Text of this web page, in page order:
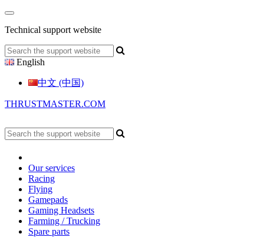
Technical support website
English
中文 (中国)
THRUSTMASTER.COM
Our services
Racing
Flying
Gamepads
Gaming Headsets
Farming / Trucking
Spare parts